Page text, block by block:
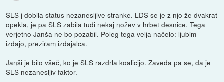
SLS j dobila status nezanesljive stranke. LDS se je z njo že dvakrat
opekla, je pa SLS zabila tudi nekaj nožev v hrbet desnice. Tega
verjetno Janša ne bo pozabil. Poleg tega velja načelo: ljubim
izdajo, preziram izdajalca.
Janši je bilo všeč, ko je SLS razdrla koalicijo. Zaveda pa se, da je
SLS nezanesljiv faktor.